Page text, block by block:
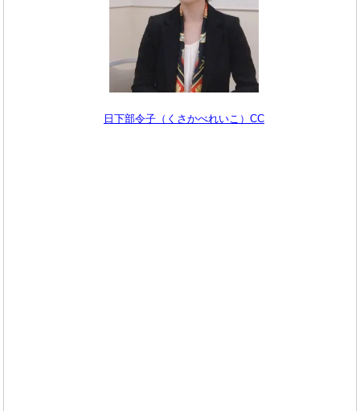
日下部令子（くさかべれいこ）CC